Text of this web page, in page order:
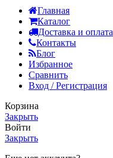
Главная
Каталог
Доставка и оплата
Контакты
Блог
Избранное
Сравнить
Вход / Регистрация
Корзина
Закрыть
Войти
Закрыть